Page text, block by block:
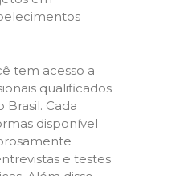
tem acesso a
qualificados
Brasil. Cada
disponível
e testes